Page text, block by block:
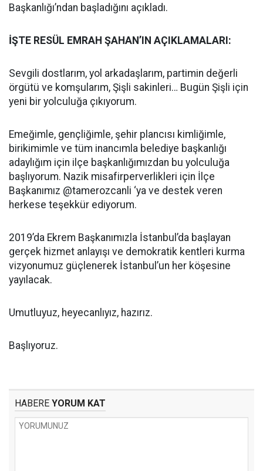
Başkanlığı’ndan başladığını açıkladı.
İŞTE RESÜL EMRAH ŞAHAN’IN AÇIKLAMALARI:
Sevgili dostlarım, yol arkadaşlarım, partimin değerli
örgütü ve komşularım, Şişli sakinleri… Bugün Şişli için
yeni bir yolculuğa çıkıyorum.
Emeğimle, gençliğimle, şehir plancısı kimliğimle,
birikimimle ve tüm inancımla belediye başkanlığı
adaylığım için ilçe başkanlığımızdan bu yolculuğa
başlıyorum. Nazik misafirperverlikleri için İlçe
Başkanımız @tamerozcanli ‘ya ve destek veren
herkese teşekkür ediyorum.
2019’da Ekrem Başkanımızla İstanbul’da başlayan
gerçek hizmet anlayışı ve demokratik kentleri kurma
vizyonumuz güçlenerek İstanbul’un her köşesine
yayılacak.
Umutluyuz, heyecanlıyız, hazırız.
Başlıyoruz.
HABERE YORUM KAT